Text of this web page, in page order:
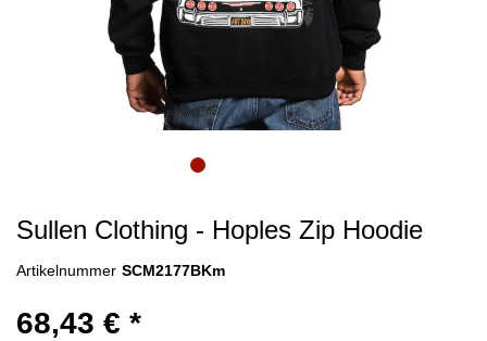
Sullen Clothing - Hoples Zip Hoodie
Artikelnummer SCM2177BKm
68,43 € *